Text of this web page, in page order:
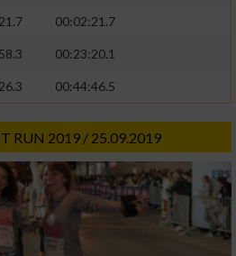
00:02:21.7
00:23:20.1
00:44:46.5
RUN 2019 / 25.09.2019